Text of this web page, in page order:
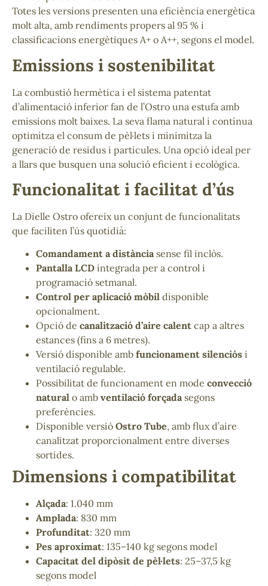
Totes les versions presenten una eficiència energètica
molt alta, amb rendiments propers al 95 % i
classificacions energètiques A+ o A++, segons el model.
Emissions i sostenibilitat
La combustió hermètica i el sistema patentat
d’alimentació inferior fan de l’Ostro una estufa amb
emissions molt baixes. La seva flama natural i contínua
optimitza el consum de pèl·lets i minimitza la
generació de residus i partícules. Una opció ideal per
a llars que busquen una solució eficient i ecològica.
Funcionalitat i facilitat d’ús
La Dielle Ostro ofereix un conjunt de funcionalitats
que faciliten l’ús quotidià:
Comandament a distànciasense fil inclòs.
Pantalla LCD integrada per a control i
programació setmanal.
Control per aplicació mòbil disponible
opcionalment.
Opció de canalització d’aire calent cap a altres
estances (fins a 6 metres).
Versió disponible amb funcionament silenciós i
ventilació regulable.
Possibilitat de funcionament en mode convecció
natural o amb ventilació forçadasegons
preferències.
Disponible versió Ostro Tube, amb flux d’aire
canalitzat proporcionalment entre diverses
sortides.
Dimensions i compatibilitat
Alçada: 1.040 mm
Amplada: 830 mm
Profunditat: 320 mm
Pes aproximat: 135–140 kg segons model
Capacitat del dipòsit de pèl·lets: 25–37,5 kg
segons model